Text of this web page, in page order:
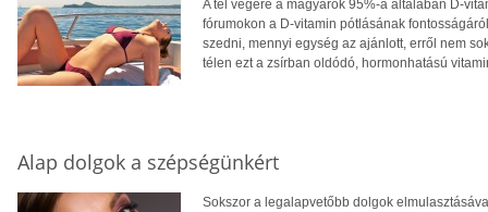
A tél végére a magyarok 95%-a általában D-
fórumokon a D-vitamin pótlásának
szedni, mennyi egység az ajánlott, erről nem
télen ezt a zsírban oldódó, hormonhatású
Alap dolgok a szépségünkért
Sokszor a legalapvetőbb dolgok